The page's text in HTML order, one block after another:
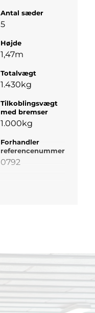
Antal sæder
5
Højde
1,47m
Totalvægt
1.430kg
Tilkoblingsvægt
med bremser
1.000kg
Forhandler
referencenummer
0792